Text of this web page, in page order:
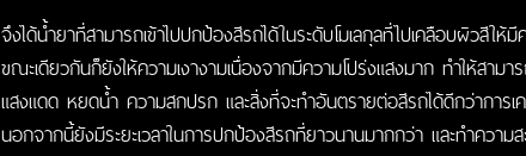
จึงได้น้ำยาที่สามารถเข้าไปปกป้องสีรถได้ในระดับโมเลกุลที่ไปเคลือบผิวสีให้
ขณะเดียวกันก็ยังให้ความเงางามเนื่องจากมีความโปร่งแสงมาก ทำให้สาม
แสงแดด หยดน้ำ ความสกปรก และสิ่งที่จะทำอันตรายต่อสีรถได้ดีกว่าการ
นอกจากนี้ยังมีระยะเวลาในการปกป้องสีรถที่ยาวนานมากกว่า และทำความ